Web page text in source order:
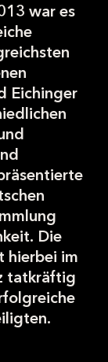
war es
Eichinger
Die
hierbei im
tatkräftig